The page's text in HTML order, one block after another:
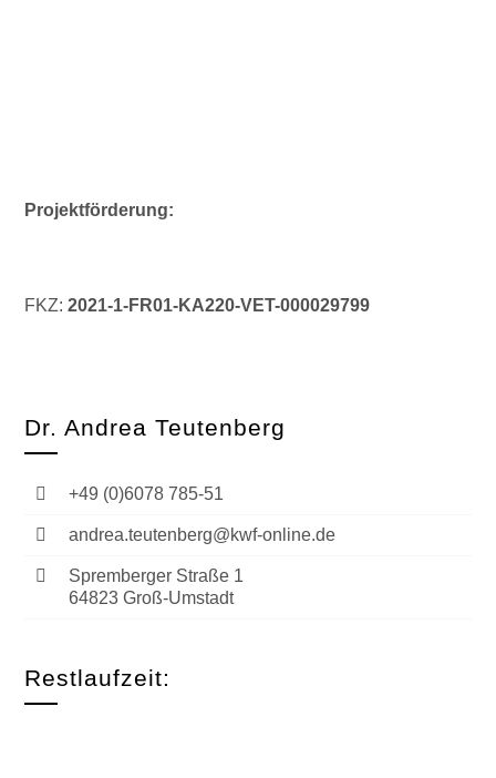
Projektförderung:
FKZ:2021-1-FR01-KA220-VET-000029799
Dr. Andrea Teutenberg
+49 (0)6078 785-51
andrea.teutenberg@kwf-online.de
Spremberger Straße 1
64823 Groß-Umstadt
Restlaufzeit: